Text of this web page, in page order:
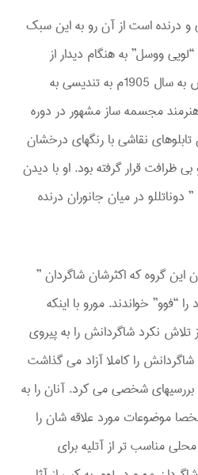
درنده است از آن رو به این سبک
ووسل” به هنگام دیدار از
نمایشگاه سالانه پاییزی پاریس به سال 1905م به تندیسی به
مجسمه ساز مشهور در دوره
نقاشی با رنگهای درخشان
ظرافت قرار گرفته بود. او با دیدن
در میان جانوران درنده
این گروه که اکثرشان شاگردان ”
“فوو” خواندند. مورو با اینکه
نکرد شاگردانش را به پیروی
را کاملا آزاد می گذاشت
بررسیهای شخصی می کرد. آنان را به
موضوعات مورد علاقه شان را
محلی مناسب تر از آتلیه برای